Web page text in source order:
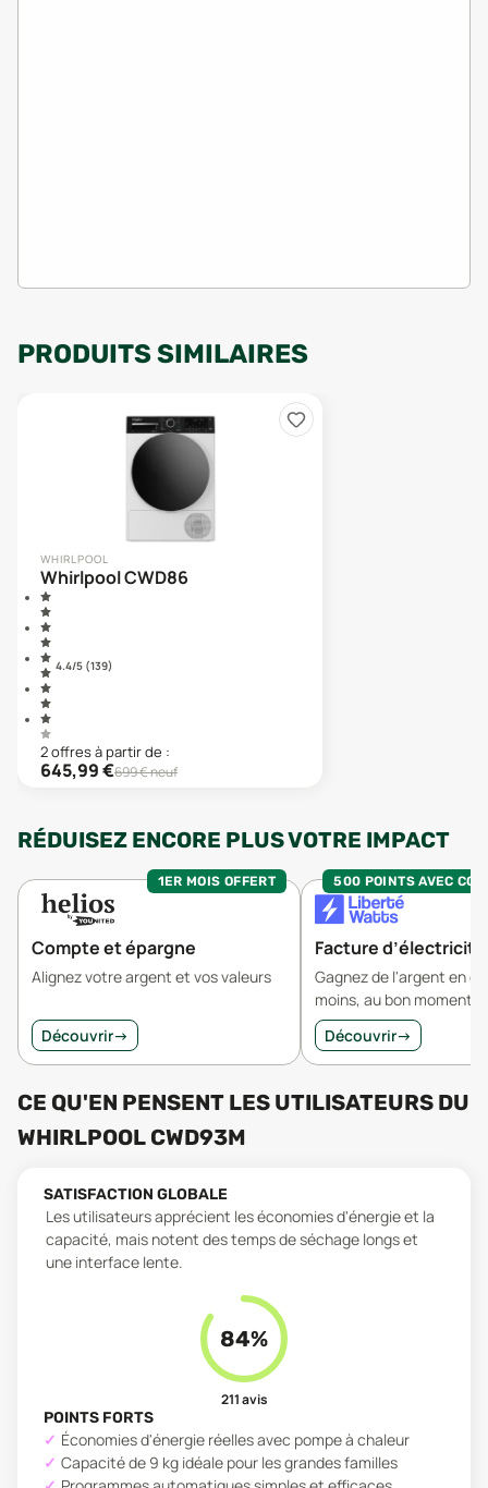
PRODUITS SIMILAIRES
WHIRLPOOL
Whirlpool CWD86
4.4/5 (139)
2offresà partir de :
645,99€699€ neuf
RÉDUISEZ ENCORE PLUS VOTRE IMPACT
1ER MOIS OFFERT
Compte et épargne
Alignez votre argent et vos valeurs
Découvrir→
500 POINTS AVEC
Facture d’électricité
Gagnez de l'argent en
moins, au bon moment.
Découvrir→
CE QU'EN PENSENT LES UTILISATEURS DU
WHIRLPOOL CWD93M
SATISFACTION GLOBALE
Les utilisateurs apprécient les économies d'énergie et la
capacité, mais notent des temps de séchage longs et
une interface lente.
84%
211avis
POINTS FORTS
Économies d'énergie réelles avec pompe à chaleur
Capacité de 9 kg idéale pour les grandes familles